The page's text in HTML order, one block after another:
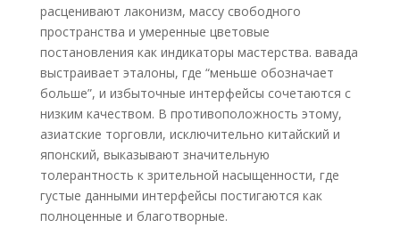
расценивают лаконизм, массу свободного
пространства и умеренные цветовые
постановления как индикаторы мастерства. вавада
выстраивает эталоны, где “меньше обозначает
больше”, и избыточные интерфейсы сочетаются с
низким качеством. В противоположность этому,
азиатские торговли, исключительно китайский и
японский, выказывают значительную
толерантность к зрительной насыщенности, где
густые данными интерфейсы постигаются как
полноценные и благотворные.